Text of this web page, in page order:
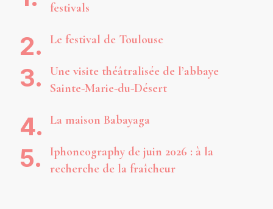
festivals
Le festival de Toulouse
Une visite théâtralisée de l’abbaye
Sainte-Marie-du-Désert
La maison Babayaga
Iphoneography de juin 2026 : à la
recherche de la fraîcheur